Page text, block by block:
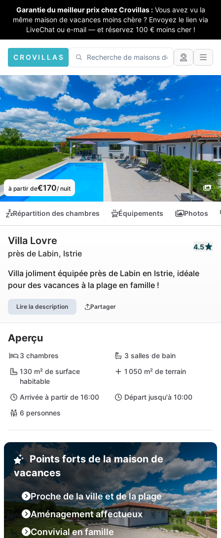
Garantie du meilleur prix chez Crovillas : Vous avez vu la
même maison de vacances moins chère ? Envoyez le lien via
LiveChat ou e-mail — et réservez 100 € moins cher !
CROVILLAS
à partir de€170/ nuit
Répartition des chambres Équipements Photos
Villa Lovre
près de Labin, Istrie
4.5
Villa joliment équipée près de Labin en Istrie, idéale
pour des vacances à la plage en famille !
Lire la description Partager
Aperçu
3 chambres
3 salles de bain
130 m² de surface
habitable
1 050 m² de terrain
Arrivée à partir de 16:00
Départ jusqu'à 10:00
6 personnes
Points forts de la maison de
vacances
Proche de la ville et de la plage
Aménagement affectueux
Convivial en famille